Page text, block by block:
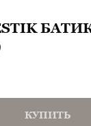
КУПИТЬ